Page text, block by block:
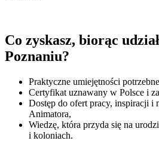
Co zyskasz, biorąc
Poznaniu?
Praktyczne umiejętności
Certyfikat uznawany w Polsce i
Dostęp do ofert pracy, inspiracji i
Animatora,
Wiedzę, która przyda się na
i koloniach.